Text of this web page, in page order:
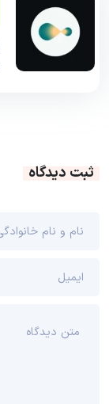
ثبت دیدگاه